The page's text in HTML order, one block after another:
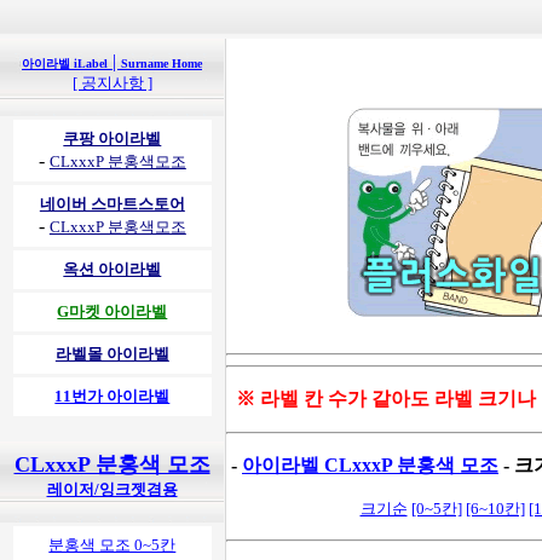
아이라벨 iLabel | Surname Home
[ 공지사항 ]
쿠팡 아이라벨
- CLxxxP 분홍색모조
네이버 스마트스토어
- CLxxxP 분홍색모조
옥션 아이라벨
G마켓 아이라벨
라벨몰 아이라벨
11번가 아이라벨
CLxxxP 분홍색 모조
레이저/잉크젯겸용
분홍색 모조 0~5칸
※ 라벨 칸 수가 같아도 라벨 크기나
- 아이라벨 CLxxxP 분홍색 모조 - 크
크기순 [0~5칸] [6~10칸]